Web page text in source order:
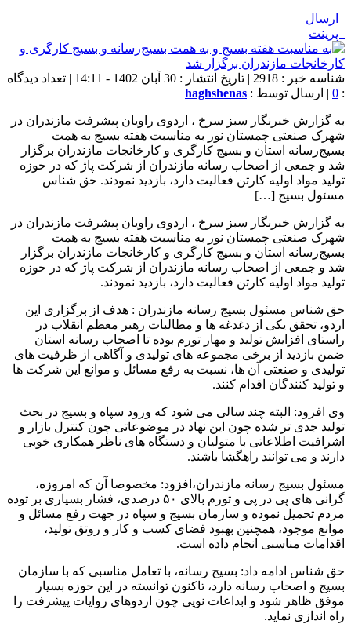
ارسال
پرینت
شناسه خبر : 2918 | تاریخ انتشار : 30 آبان 1402 - 14:11 | تعداد دیدگاه
:
0 | ارسال توسط : haghshenas
به گزارش خبرنگار سبز سرخ ، اردوی راویان پیشرفت مازندران در
شهرک صنعتی چمستان نور به مناسبت هفته بسیج به همت
بسیج‌رسانه استان و بسیج کارگری و کارخانجات مازندران برگزار
شد و جمعی از اصحاب رسانه مازندران از شرکت پاژ که در حوزه
تولید مواد اولیه کارتن فعالیت دارد، بازدید نمودند. حق شناس
مسئول بسیج […]
به گزارش خبرنگار سبز سرخ ، اردوی راویان پیشرفت مازندران در
شهرک صنعتی چمستان نور به مناسبت هفته بسیج به همت
بسیج‌رسانه استان و بسیج کارگری و کارخانجات مازندران برگزار
شد و جمعی از اصحاب رسانه مازندران از شرکت پاژ که در حوزه
تولید مواد اولیه کارتن فعالیت دارد، بازدید نمودند.
حق شناس مسئول بسیج رسانه مازندران : هدف از برگزاری این
اردو، تحقق یکی از دغدغه ها و مطالبات رهبر معظم انقلاب در
راستای افزایش تولید و مهار تورم بوده تا اصحاب رسانه استان
ضمن بازدید از برخی مجموعه های تولیدی و آگاهی از ظرفیت های
تولیدی و صنعتی آن ها، نسبت به رفع مسائل و موانع این شرکت ها
و تولید کنندگان اقدام کنند.
وی افزود: البته چند سالی می شود که ورود سپاه و بسیج در بحث
تولید جدی تر شده چون این نهاد در موضوعاتی چون کنترل بازار و
اشرافیت اطلاعاتی با متولیان و دستگاه های ناظر همکاری خوبی
دارند و می توانند راهگشا باشند.
مسئول بسیج رسانه مازندران،افزود: مخصوصا آن که امروزه،
گرانی های پی در پی و تورم بالای ۵۰ درصدی، فشار بسیاری بر توده
مردم تحمیل نموده و سازمان بسیج و سپاه در جهت رفع مسائل و
موانع موجود، همچنین بهبود فضای کسب و کار و روتق تولید،
اقدامات مناسبی انجام داده است.
حق شناس ادامه داد: بسیج رسانه، با تعامل مناسبی که با سازمان
بسیج و اصحاب رسانه دارد، تاکنون توانسته در این حوزه بسیار
موفق ظاهر شود و ابداعات نویی چون اردوهای روایات پیشرفت را
راه اندازی نماید.